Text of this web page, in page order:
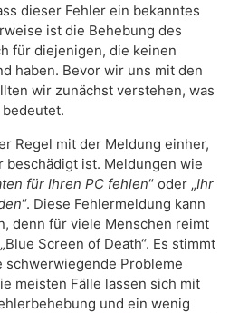
Sie Ihre Festplatte
dieser Fehler ein bekanntes
ist die Behebung des
für diejenigen, die keinen
haben. Bevor wir uns mit den
wir zunächst verstehen, was
Regel mit der Meldung einher,
beschädigt ist. Meldungen wie
für Ihren PC fehlen“ oder „Ihr
“. Diese Fehlermeldung kann
denn für viele Menschen reimt
Screen of Death“. Es stimmt
schwerwiegende Probleme
meisten Fälle lassen sich mit
und ein wenig